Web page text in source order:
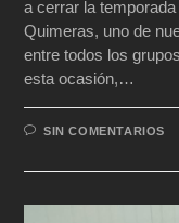
a cerrar la
Quimeras, uno de
entre todos los
esta ocasión,…
SIN COMENTARIOS